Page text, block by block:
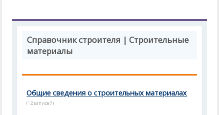
Справочник строителя | Строительные
материалы
Общие сведения о строительных материалах
(12 записей)